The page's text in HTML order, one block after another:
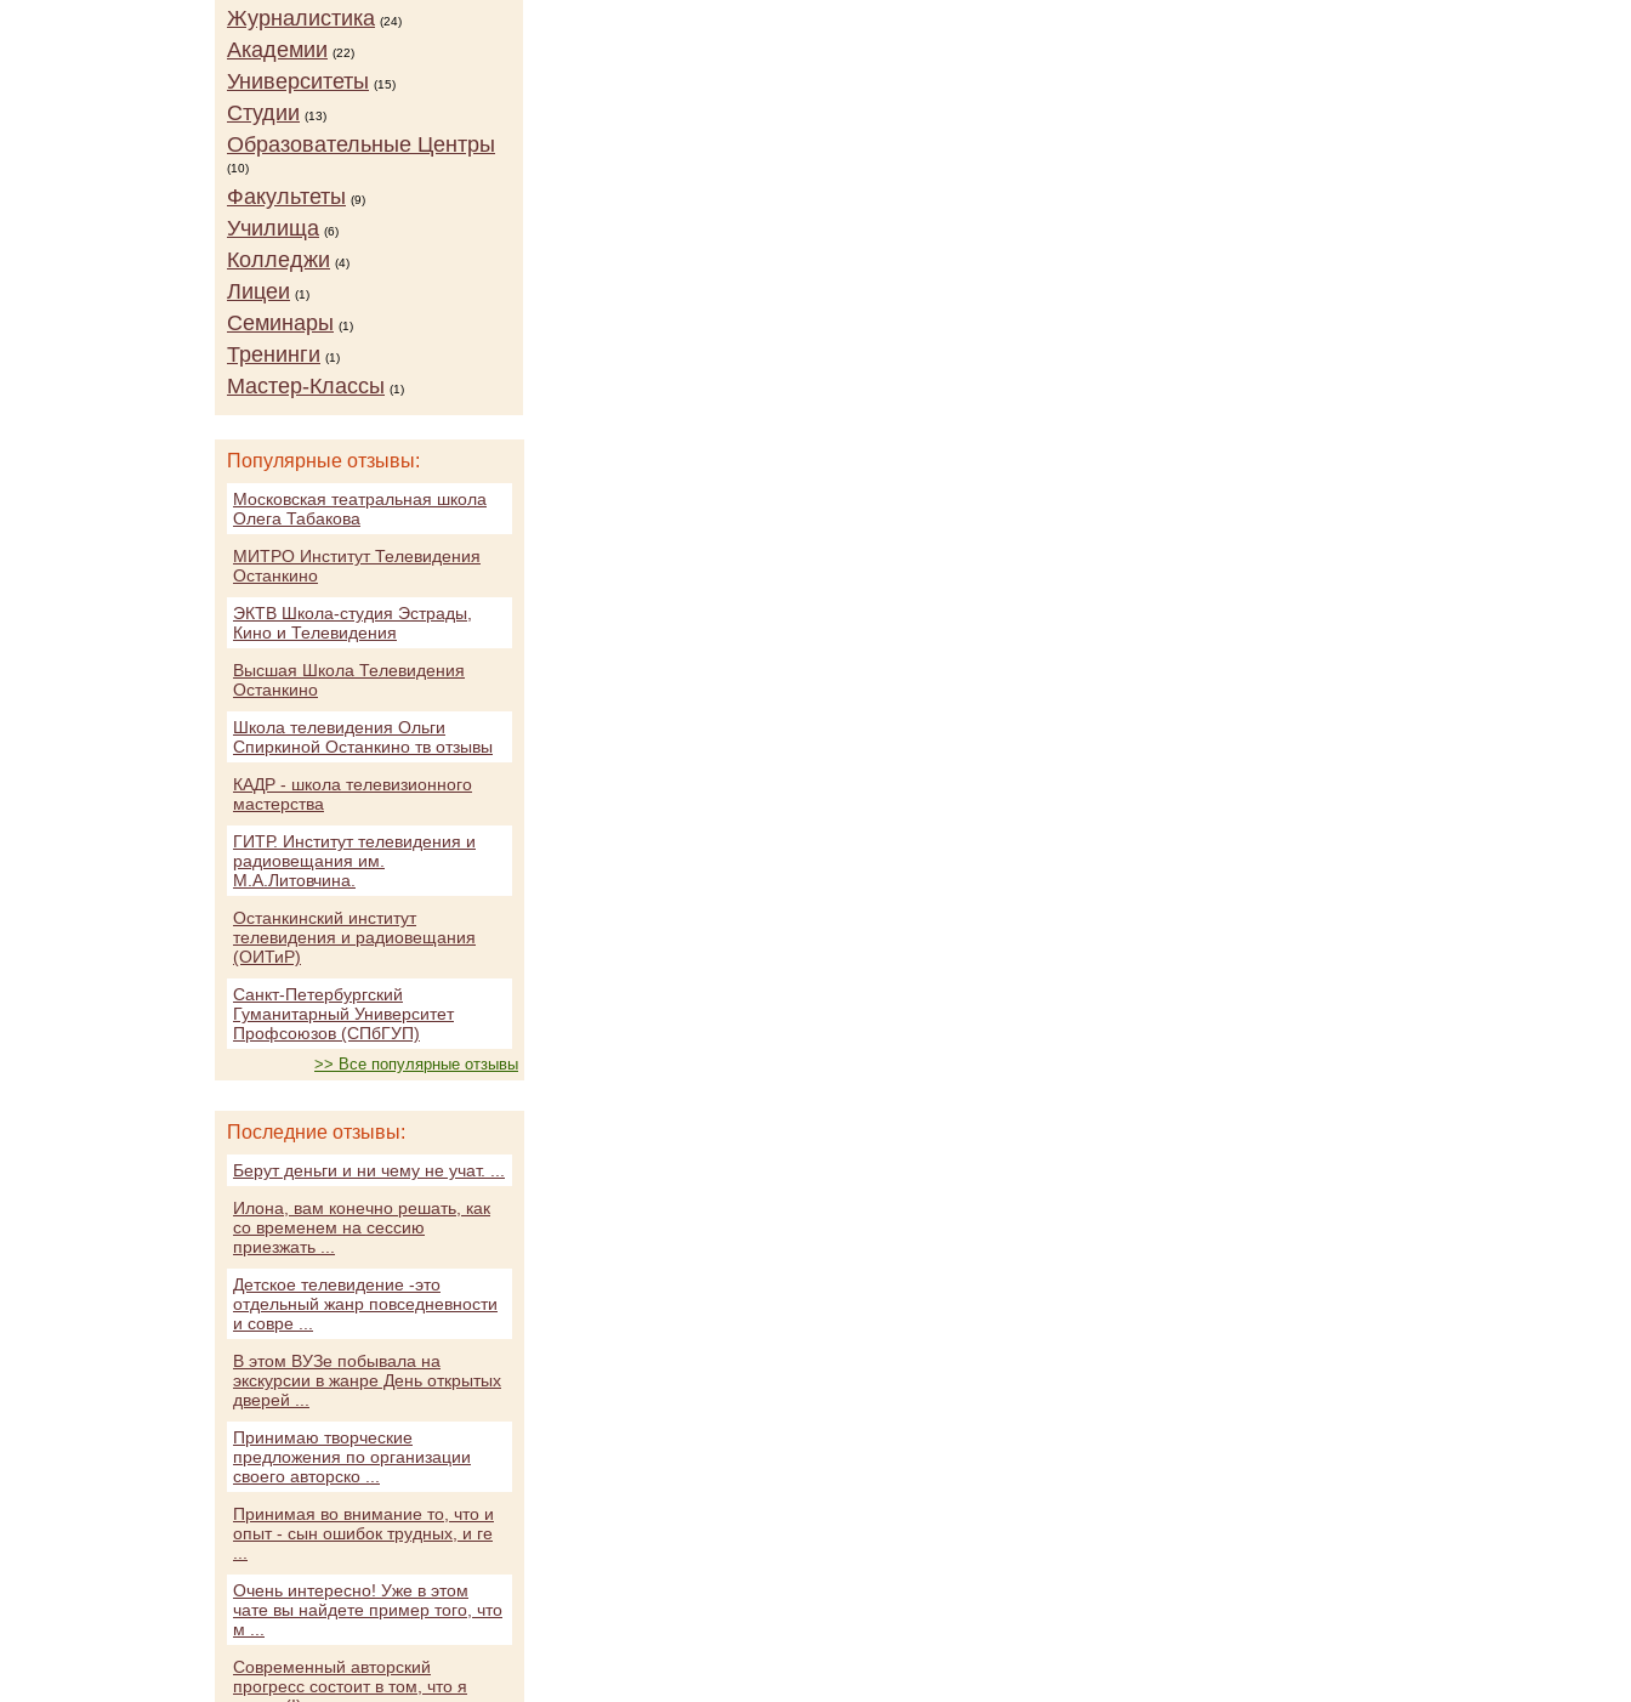
Журналистика (24)
Академии (22)
Университеты (15)
Студии (13)
Образовательные Центры
(10)
Факультеты (9)
Училища (6)
Колледжи (4)
Лицеи (1)
Семинары (1)
Тренинги (1)
Мастер-Классы (1)
Популярные отзывы:
Московская театральная школа
Олега Табакова
МИТРО Институт Телевидения
Останкино
ЭКТВ Школа-студия Эстрады,
Кино и Телевидения
Высшая Школа Телевидения
Останкино
Школа телевидения Ольги
Спиркиной Останкино тв отзывы
КАДР - школа телевизионного
мастерства
ГИТР. Институт телевидения и
радиовещания им.
М.А.Литовчина.
Останкинский институт
телевидения и радиовещания
(ОИТиР)
Санкт-Петербургский
Гуманитарный Университет
Профсоюзов (СПбГУП)
>> Все популярные отзывы
Последние отзывы:
Берут деньги и ни чему не учат. ...
Илона, вам конечно решать, как
со временем на сессию
приезжать ...
Детское телевидение -это
отдельный жанр повседневности
и совре ...
В этом ВУЗе побывала на
экскурсии в жанре День открытых
дверей ...
Принимаю творческие
предложения по организации
своего авторско ...
Принимая во внимание то, что и
опыт - сын ошибок трудных, и ге
Очень интересно! Уже в этом
чате вы найдете пример того, что
м ...
Современный авторский
прогресс состоит в том, что я